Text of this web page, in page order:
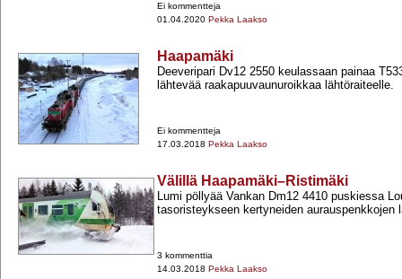
Ei kommentteja
01.04.2020 Pekka Laakso
Haapamäki
Deeveripari Dv12 2550 keulassaan painaa
lähtevää raakapuuvaunuroikkaa lähtöraiteelle.
Ei kommentteja
17.03.2018 Pekka Laakso
Välillä Haapamäki–Ristimäki
Lumi pöllyää Vankan Dm12 4410 puskiessa
tasoristeykseen kertyneiden aurauspenkkojen
3 kommenttia
14.03.2018 Pekka Laakso